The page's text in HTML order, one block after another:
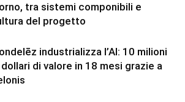
tra sistemi componibili e
del progetto
industrializza l’AI: 10 milioni
di valore in 18 mesi grazie a